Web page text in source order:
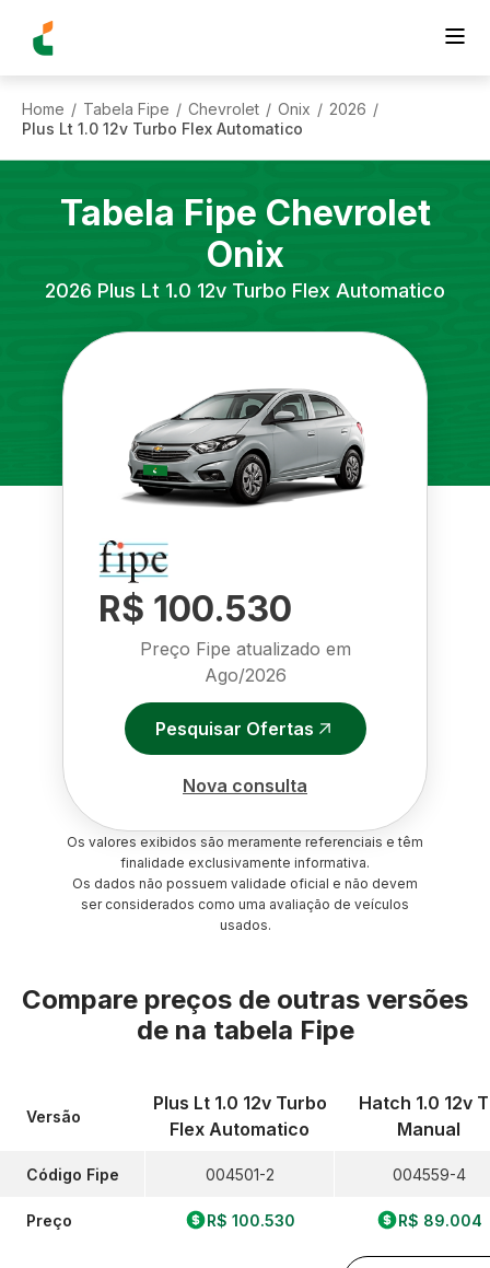
Home / Tabela Fipe / Chevrolet / Onix / 2026 /
Plus Lt 1.0 12v Turbo Flex Automatico
Tabela Fipe Chevrolet
Onix
2026 Plus Lt 1.0 12v Turbo Flex Automatico
R$ 100.530
Preço Fipe atualizado em
Ago/2026
Pesquisar Ofertas
Nova consulta
Os valores exibidos são meramente referenciais e têm
finalidade exclusivamente informativa.
Os dados não possuem validade oficial e não devem
ser considerados como uma avaliação de veículos
usados.
Compare preços de outras versões
de na tabela Fipe
Versão
Código Fipe
Preço
Plus Lt 1.0 12v Turbo
Flex Automatico
004501-2
R$ 100.530
Hatch 1.0 12v
Manual
004559-4
R$ 89.004